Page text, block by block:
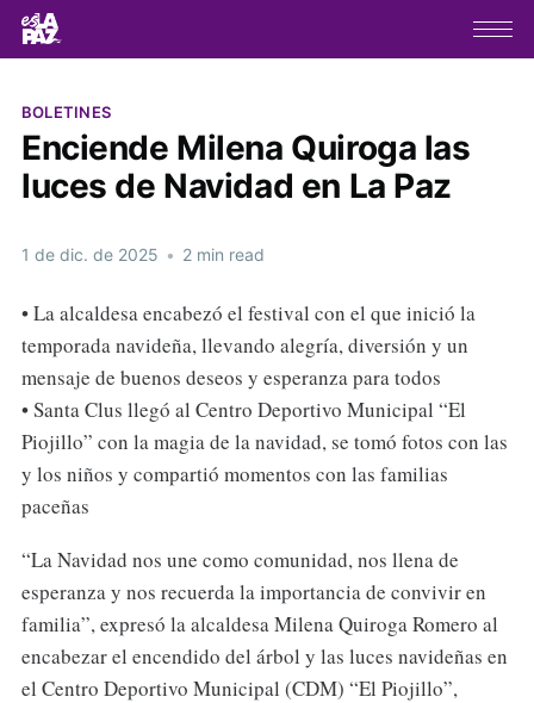
BOLETINES
Enciende Milena Quiroga las
luces de Navidad en La Paz
1 de dic. de 2025 • 2 min read
• La alcaldesa encabezó el festival con el que inició la
temporada navideña, llevando alegría, diversión y un
mensaje de buenos deseos y esperanza para todos
• Santa Clus llegó al Centro Deportivo Municipal “El
Piojillo” con la magia de la navidad, se tomó fotos con las
y los niños y compartió momentos con las familias
paceñas
“La Navidad nos une como comunidad, nos llena de
esperanza y nos recuerda la importancia de convivir en
familia”, expresó la alcaldesa Milena Quiroga Romero al
encabezar el encendido del árbol y las luces navideñas en
el Centro Deportivo Municipal (CDM) “El Piojillo”,